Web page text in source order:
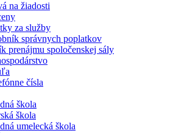
na žiadosti
za služby
správnych poplatkov
prenájmu spoločenskej sály
čísla
škola
škola
umelecká škola